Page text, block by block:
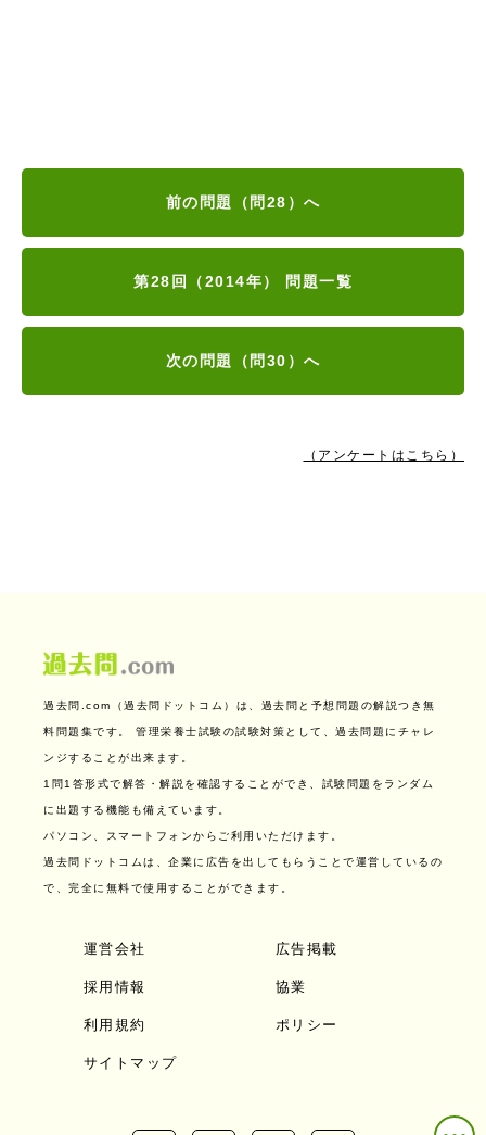
前の問題（問28）へ
第28回（2014年） 問題一覧
次の問題（問30）へ
（アンケートはこちら）
過去問.com（過去問ドットコム）は、過去問と予想問題の解説つき無
料問題集です。 管理栄養士試験の試験対策として、過去問題にチャレ
ンジすることが出来ます。
1問1答形式で解答・解説を確認することができ、試験問題をランダム
に出題する機能も備えています。
パソコン、スマートフォンからご利用いただけます。
過去問ドットコムは、企業に広告を出してもらうことで運営しているの
で、完全に無料で使用することができます。
運営会社 広告掲載
採用情報 協業
利用規約 ポリシー
サイトマップ